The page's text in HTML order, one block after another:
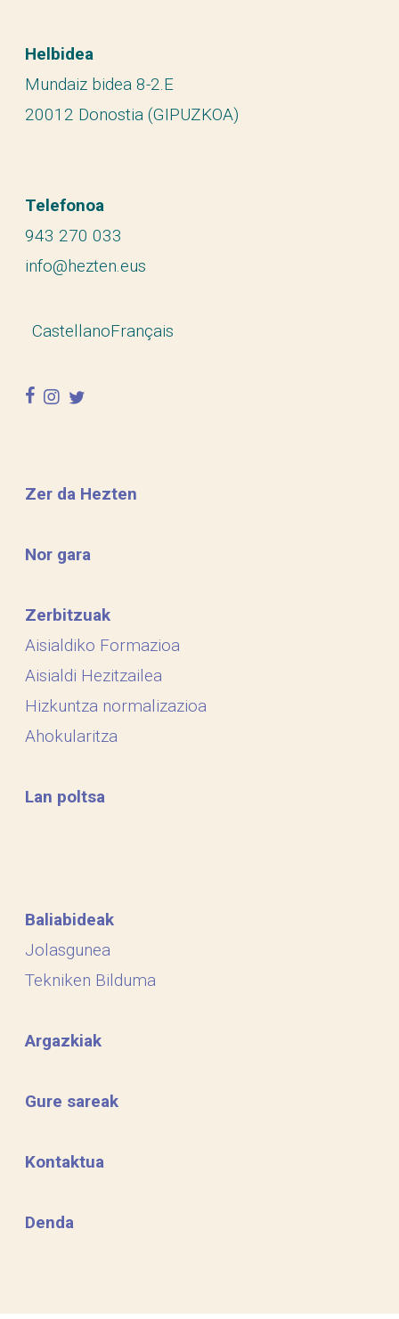
Helbidea
Mundaiz bidea 8-2.E
20012 Donostia (GIPUZKOA)
Telefonoa
943 270 033
info@hezten.eus
CastellanoFrançais
facebook
instagram
twitter
Zer da Hezten
Nor gara
Zerbitzuak
Aisialdiko Formazioa
Aisialdi Hezitzailea
Hizkuntza normalizazioa
Ahokularitza
Lan poltsa
Baliabideak
Jolasgunea
Tekniken Bilduma
Argazkiak
Gure sareak
Kontaktua
Denda